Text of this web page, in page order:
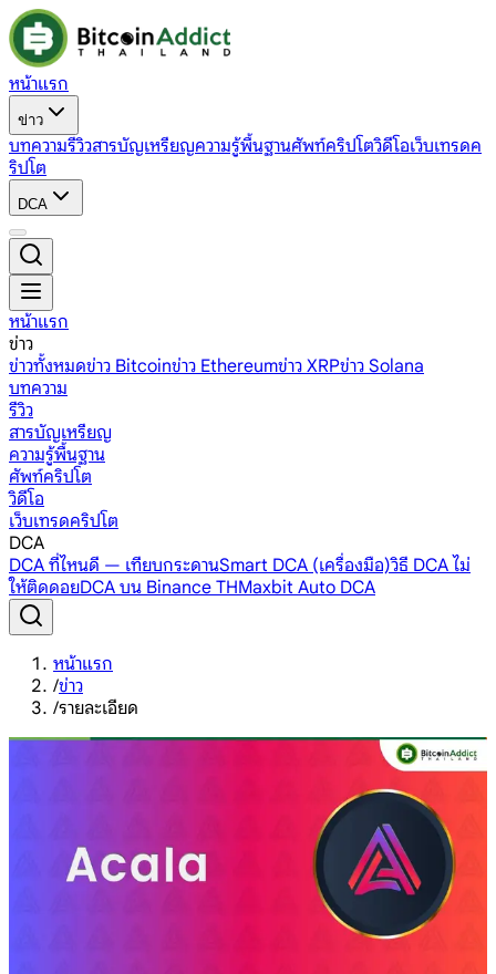
หน้าแรก
ข่าว
บทความรีวิวสารบัญเหรียญความรู้พื้นฐานศัพท์คริปโตวิดีโอเว็บเทรดค
ริปโต
DCA
หน้าแรก
ข่าว
ข่าวทั้งหมดข่าว Bitcoinข่าว Ethereumข่าว XRPข่าว Solana
บทความ
รีวิว
สารบัญเหรียญ
ความรู้พื้นฐาน
ศัพท์คริปโต
วิดีโอ
เว็บเทรดคริปโต
DCA
DCA ที่ไหนดี — เทียบกระดานSmart DCA (เครื่องมือ)วิธี DCA ไม่
ให้ติดดอยDCA บน Binance THMaxbit Auto DCA
หน้าแรก
/ข่าว
/รายละเอียด